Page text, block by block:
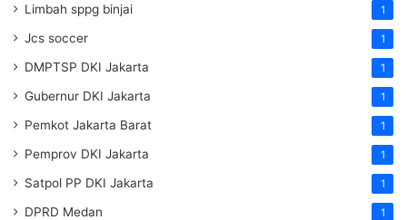
Limbah sppg binjai 1
Jcs soccer 1
DMPTSP DKI Jakarta 1
Gubernur DKI Jakarta 1
Pemkot Jakarta Barat 1
Pemprov DKI Jakarta 1
Satpol PP DKI Jakarta 1
DPRD Medan 1